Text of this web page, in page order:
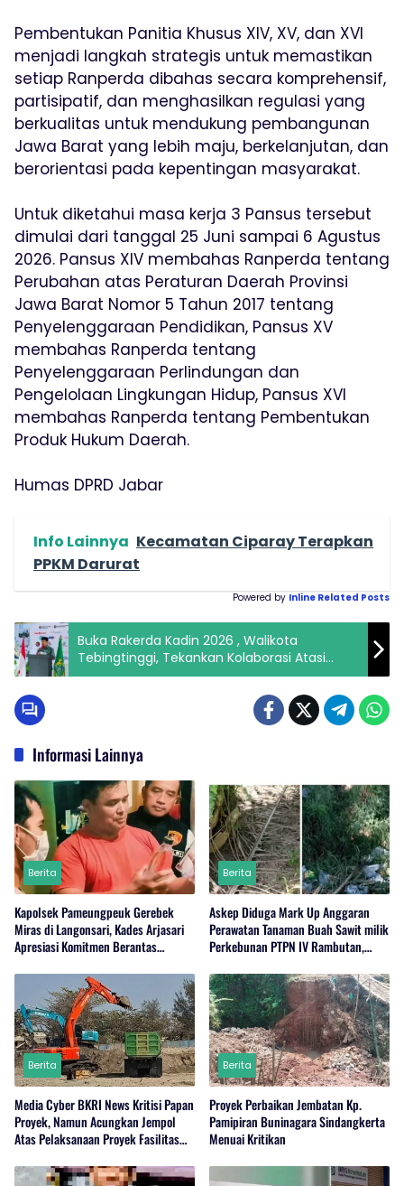
Pembentukan Panitia Khusus XIV, XV, dan XVI
menjadi langkah strategis untuk memastikan
setiap Ranperda dibahas secara komprehensif,
partisipatif, dan menghasilkan regulasi yang
berkualitas untuk mendukung pembangunan
Jawa Barat yang lebih maju, berkelanjutan, dan
berorientasi pada kepentingan masyarakat.
Untuk diketahui masa kerja 3 Pansus tersebut
dimulai dari tanggal 25 Juni sampai 6 Agustus
2026. Pansus XIV membahas Ranperda tentang
Perubahan atas Peraturan Daerah Provinsi
Jawa Barat Nomor 5 Tahun 2017 tentang
Penyelenggaraan Pendidikan, Pansus XV
membahas Ranperda tentang
Penyelenggaraan Perlindungan dan
Pengelolaan Lingkungan Hidup, Pansus XVI
membahas Ranperda tentang Pembentukan
Produk Hukum Daerah.
Humas DPRD Jabar
Info Lainnya Kecamatan Ciparay Terapkan
PPKM Darurat
Powered by Inline Related Posts
Buka Rakerda Kadin 2026 , Walikota
Tebingtinggi, Tekankan Kolaborasi Atasi
Tantangan Ekonomi Daerah.
Informasi Lainnya
Berita
Kapolsek Pameungpeuk Gerebek
Miras di Langonsari, Kades Arjasari
Apresiasi Komitmen Berantas
Berita
Askep Diduga Mark Up Anggaran
Perawatan Tanaman Buah Sawit milik
Perkebunan PTPN IV Rambutan,
Berita
Media Cyber BKRI News Kritisi Papan
Proyek, Namun Acungkan Jempol
Atas Pelaksanaan Proyek Fasilitas
Berita
Proyek Perbaikan Jembatan Kp.
Pamipiran Buninagara Sindangkerta
Menuai Kritikan